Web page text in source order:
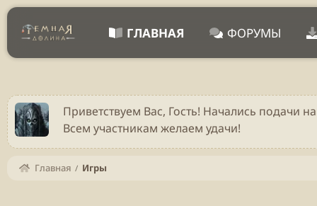
ГЛАВНАЯ ФОРУМЫ
Приветствуем Вас, Гость! Начались подачи
Всем участникам желаем удачи!
Главная Игры